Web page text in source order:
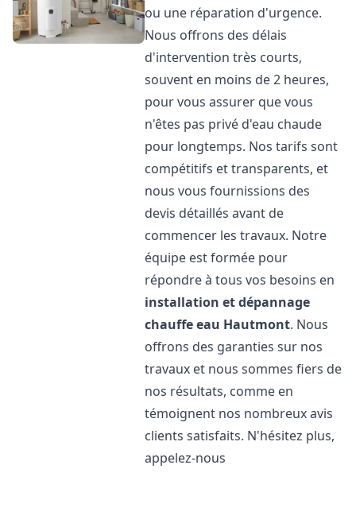
ou une réparation d'urgence.
Nous offrons des délais
d'intervention très courts,
souvent en moins de 2 heures,
pour vous assurer que vous
n'êtes pas privé d'eau chaude
pour longtemps. Nos tarifs sont
compétitifs et transparents, et
nous vous fournissions des
devis détaillés avant de
commencer les travaux. Notre
équipe est formée pour
répondre à tous vos besoins en
installation et dépannage
chauffe eau Hautmont. Nous
offrons des garanties sur nos
travaux et nous sommes fiers de
nos résultats, comme en
témoignent nos nombreux avis
clients satisfaits. N'hésitez plus,
appelez-nous